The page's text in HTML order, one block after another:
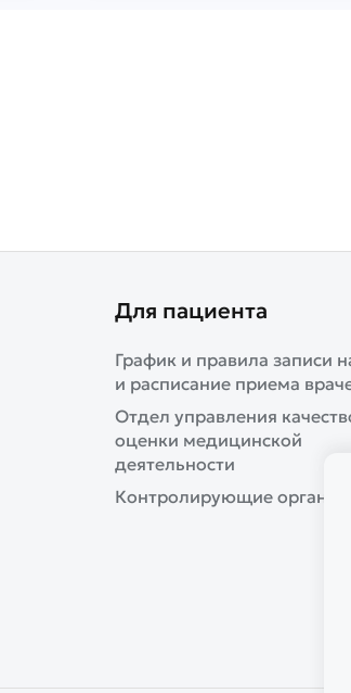
Для пациента
График и правила записи
и расписание приема
Отдел управления
оценки медицинской
деятельности
Контролирующие